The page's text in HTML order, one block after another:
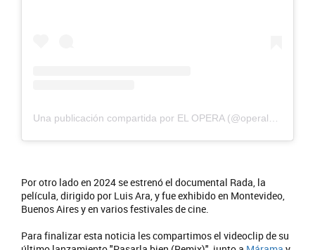
Por otro lado en 2024 se estrenó el documental Rada, la
película, dirigido por Luis Ara, y fue exhibido en Montevideo,
Buenos Aires y en varios festivales de cine.
Para finalizar esta noticia les compartimos el videoclip de su